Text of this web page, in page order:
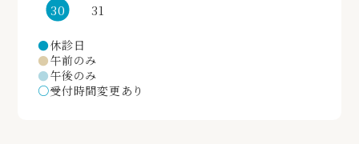
30 31
●休診日
●午前のみ
●午後のみ
○受付時間変更あり